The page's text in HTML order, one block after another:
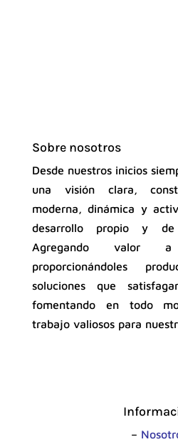
Sobre nosotros
Desde nuestros inicios
una visión clara,
moderna, dinámica y
desarrollo propio y de
Agregando valor
proporcionándoles
soluciones que
fomentando en todo
trabajo valiosos para
–